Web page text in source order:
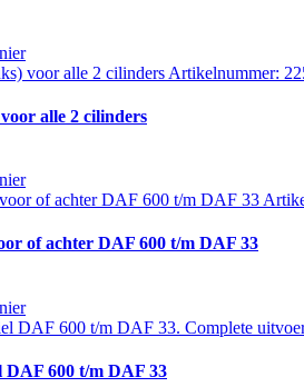
alle 2 cilinders
of achter DAF 600 t/m DAF 33
DAF 600 t/m DAF 33